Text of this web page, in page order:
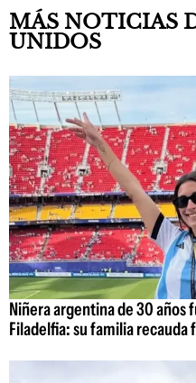
MÁS NOTICIAS
UNIDOS
Niñera argentina de 30 años
Filadelfia: su familia recauda